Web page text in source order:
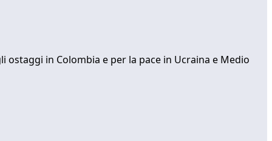
in Colombia e per la pace in Ucraina e Medio